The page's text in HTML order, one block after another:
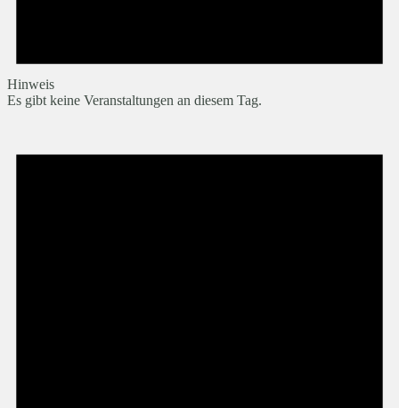
Hinweis
Es gibt keine Veranstaltungen an diesem Tag.